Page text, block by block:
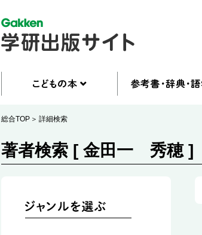
総合TOP 詳細検索
著者検索 [ 金田一 秀穂 ]